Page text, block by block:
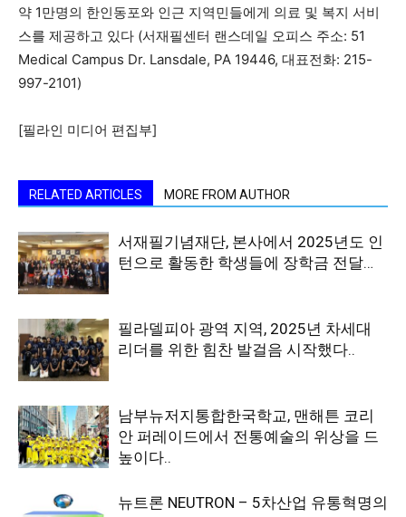
약 1만명의 한인동포와 인근 지역민들에게 의료 및 복지 서비
스를 제공하고 있다 (서재필센터 랜스데일 오피스 주소: 51
Medical Campus Dr. Lansdale, PA 19446, 대표전화: 215-
997-2101)
[필라인 미디어 편집부]
RELATED ARTICLES MORE FROM AUTHOR
서재필기념재단, 본사에서 2025년도 인
턴으로 활동한 학생들에 장학금 전달…
필라델피아 광역 지역, 2025년 차세대
리더를 위한 힘찬 발걸음 시작했다..
남부뉴저지통합한국학교, 맨해튼 코리
안 퍼레이드에서 전통예술의 위상을 드
높이다..
뉴트론 NEUTRON – 5차산업 유통혁명의